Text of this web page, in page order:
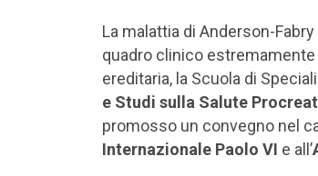
"L’Università Cattolica di
e clinica sulla salute
Anzitutto a noi"